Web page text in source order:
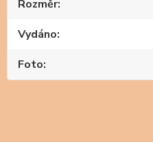
Rozměr
Vydáno
Foto